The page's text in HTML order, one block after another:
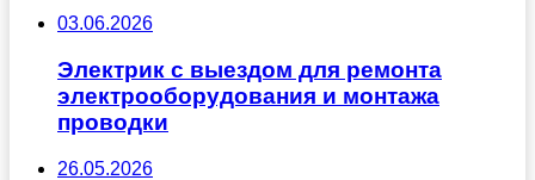
03.06.2026
Электрик с выездом для ремонта
электрооборудования и монтажа
проводки
26.05.2026